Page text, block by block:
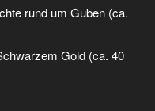
rund um Guben (ca.
Gold (ca. 40